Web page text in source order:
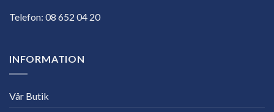
Telefon: 08 652 04 20
INFORMATION
Vår Butik